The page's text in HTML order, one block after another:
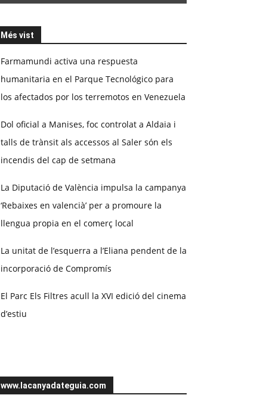
Més vist
Farmamundi activa una respuesta
humanitaria en el Parque Tecnológico para
los afectados por los terremotos en Venezuela
Dol oficial a Manises, foc controlat a Aldaia i
talls de trànsit als accessos al Saler són els
incendis del cap de setmana
La Diputació de València impulsa la campanya
‘Rebaixes en valencià’ per a promoure la
llengua propia en el comerç local
La unitat de l’esquerra a l’Eliana pendent de la
incorporació de Compromís
El Parc Els Filtres acull la XVI edició del cinema
d’estiu
www.lacanyadateguia.com